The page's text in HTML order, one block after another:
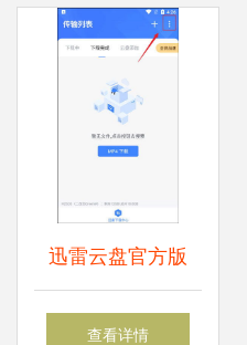
须涵盖的四大类别
迅雷云盘官方版
v3.4.4 在多特软件
查看详情